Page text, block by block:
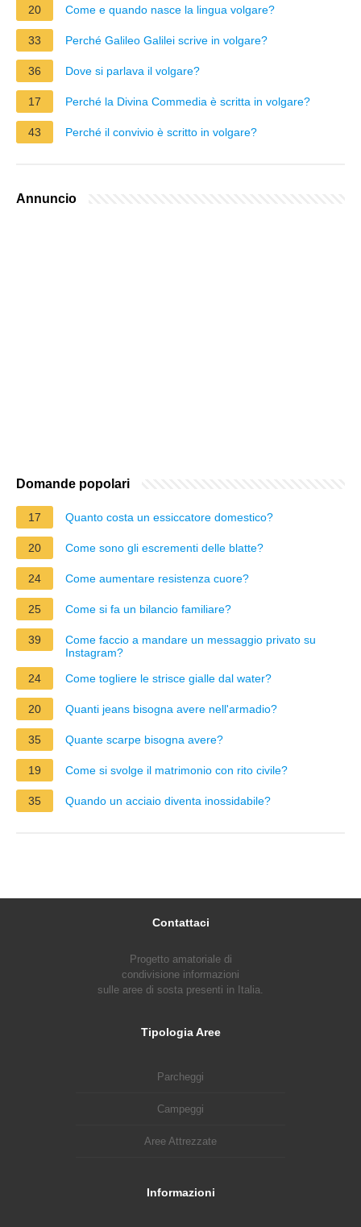
20
Come e quando nasce la lingua volgare?
33 Perché Galileo Galilei scrive in volgare?
36 Dove si parlava il volgare?
17 Perché la Divina Commedia è scritta in volgare?
43 Perché il convivio è scritto in volgare?
Annuncio
Domande popolari
17 Quanto costa un essiccatore domestico?
20 Come sono gli escrementi delle blatte?
24 Come aumentare resistenza cuore?
25 Come si fa un bilancio familiare?
39
Come faccio a mandare un messaggio privato su
Instagram?
24
Come togliere le strisce gialle dal water?
20 Quanti jeans bisogna avere nell'armadio?
35 Quante scarpe bisogna avere?
19 Come si svolge il matrimonio con rito civile?
35 Quando un acciaio diventa inossidabile?
Contattaci
Progetto amatoriale di
condivisione informazioni
sulle aree di sosta presenti in Italia.
Tipologia Aree
Parcheggi
Campeggi
Aree Attrezzate
Informazioni